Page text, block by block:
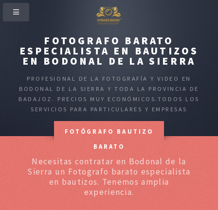
FOTOGRAFO BARATO
ESPECIALISTA EN BAUTIZOS
EN BODONAL DE LA SIERRA
PROFESIONAL DE LA FOTOGRAFÍA Y VIDEO EN
BODONAL DE LA SIERRA Y TODA LA PROVINCIA DE
BADAJOZ. PRECIOS MUY ECONÓMICOS.TODOS LOS
SERVICIOS PARA PARTICULARES Y EMPRESAS
FOTÓGRAFO BAUTIZO
BARATO
Necesitas contratar en Bodonal de la
Sierra un Fotografo barato especialista
en bautizos. Tenemos amplia
experiencia.